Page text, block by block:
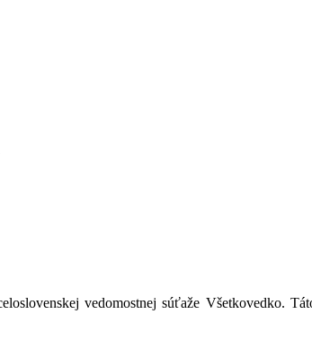
vedomostnej súťaže Všetkovedko.